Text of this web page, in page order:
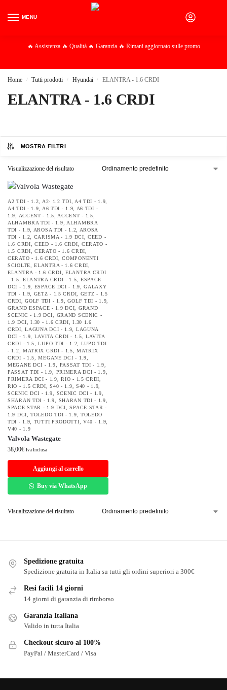
MENU
🔥 Assistenza 🔥 Qualità 🔥 Garanzia 🔥 Rimani aggiornato sulle promo
Home / Tutti prodotti / Hyundai / ELANTRA - 1.6 CRDI
ELANTRA - 1.6 CRDI
MOSTRA FILTRI
Visualizzazione del risultato
A2 TDI - 1.2 A2- 1.2 TDI A4 TDI - 1.9
A4 TDI - 1.9
A6 TDI - 1.9
A6 TDI -
1.9
ACCENT - 1.5 ACCENT - 1.5
ALHAMBRA TDI - 1.9
ALHAMBRA
TDI - 1.9
AROSA TDI - 1.2
AROSA
TDI - 1.2
CARISMA - 1.9 DCI ,CEED -
1.6 CRDI ,CEED - 1.6 CRDI
CERATO -
1.5 CRDI ,CERATO - 1.6 CRDI
CERATO - 1.6 CRDI ,COMPONENTI
SCIOLTE ,ELANTRA - 1.6 CRDI
ELANTRA - 1.6 CRDI ,ELANTRA CRDI
- 1.5
ELANTRA CRDI - 1.5
ESPACE
DCI - 1.9
ESPACE DCI - 1.9 ,GALAXY
TDI - 1.9
GETZ - 1.5 CRDI
GETZ - 1.5
CRDI ,GOLF TDI - 1.9 ,GOLF TDI - 1.9
GRAND ESPACE - 1.9 DCI
GRAND
SCENIC - 1.9 DCI
GRAND SCENIC -
1.9 DCI ,I.30 - 1.6 CRDI ,I.30 1.6
CRDI ,LAGUNA DCI - 1.9
LAGUNA
DCI - 1.9
LAVITA CRDI - 1.5 ,LAVITA
CRDI - 1.5 ,LUPO TDI - 1.2
LUPO TDI
- 1.2
MATRIX CRDI - 1.5 ,MATRIX
CRDI - 1.5 ,MEGANE DCI - 1.9
MEGANE DCI - 1.9
PASSAT TDI - 1.9
PASSAT TDI - 1.9
PRIMERA DCI - 1.9
PRIMERA DCI - 1.9 ,RIO - 1.5 CRDI
RIO - 1.5 CRDI ,S40 - 1.9 S40 - 1.9
SCENIC DCI - 1.9
SCENIC DCI - 1.9
SHARAN TDI - 1.9
SHARAN TDI - 1.9
SPACE STAR - 1.9 DCI ,SPACE STAR -
1.9 DCI ,TOLEDO TDI - 1.9
TOLEDO
TDI - 1.9
TUTTI PRODOTTI V40 - 1.9
V40 - 1.9
Valvola Wastegate
38,00€ Iva Inclusa
Aggiungi al carrello
Buy via WhatsApp
Visualizzazione del risultato
Spedizione gratuita
Spedizione gratuita in Italia su tutti gli ordini superiori a 300€
Resi facili 14 giorni
14 giorni di garanzia di rimborso
Garanzia Italiana
Valido in tutta Italia
Checkout sicuro al 100%
PayPal / MasterCard / Visa